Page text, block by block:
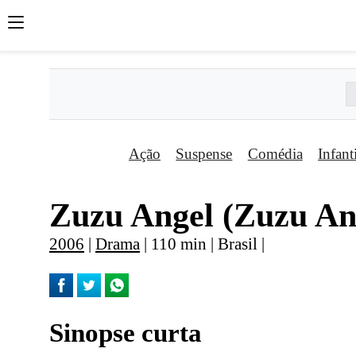
Ação Suspense Comédia
Zuzu Angel (Zuzu
2006 | Drama | 110 min | Brasil |
Sinopse curta